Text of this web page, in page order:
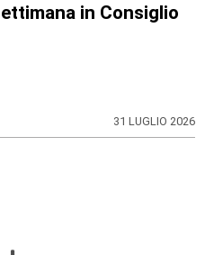
in Consiglio
31 LUGLIO 2026